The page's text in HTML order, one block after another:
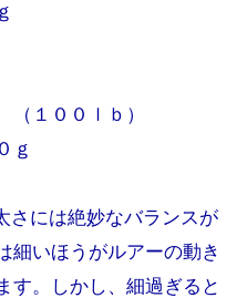
１００ｌｂ）
ｇ
さには絶妙なバランスが
細いほうがルアーの動き
す。しかし、細過ぎると